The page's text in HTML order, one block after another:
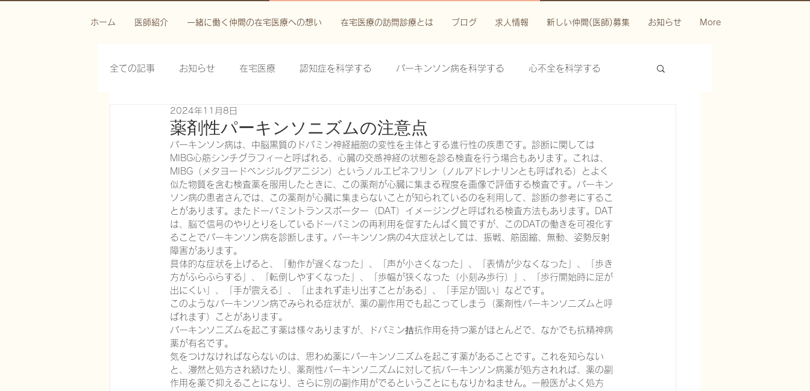
ホーム 医師紹介 一緒に働く仲間の在宅医療への想い 在宅医療の訪問診療とは ブログ 求人情報 新しい仲間(医師)募集 お知らせ More
全ての記事 お知らせ 在宅医療 認知症を科学する パーキンソン病を科学する 心不全を科学する
栄養管理を科学する
がん緩和ケア医療を科学する 鬱滞性皮膚炎・潰瘍を科学する 失禁関連皮膚炎を科学する
慢性難治性疼痛に対する脊髄刺激療法を科学する 脊髄刺激療法を科学する ハイドロリリースを科学する
在宅医療におけるエコーを科学する 創傷ケア(スキン テア、褥瘡、下肢潰瘍)を科学する
在宅医療における認知症治療 一緒に働く仲間の在宅医療への想い 在宅医療を科学する
エビデンスに基づく健康情報 攻めの栄養療法を科学する 誤嚥性肺炎を科学する 在宅酸素療法を科学する
薬剤性パーキンソニズムの注意点
2024年11月8日
パーキンソン病は、中脳黒質のドパミン神経細胞の変性を主体とする進行性の疾患です。診断に関しては
MIBG心筋シンチグラフィーと呼ばれる、心臓の交感神経の状態を診る検査を行う場合もあります。これは、
MIBG（メタヨードベンジルグアニジン）というノルエピネフリン（ノルアドレナリンとも呼ばれる）とよく
似た物質を含む検査薬を服用したときに、この薬剤が心臓に集まる程度を画像で評価する検査です。パーキン
ソン病の患者さんでは、この薬剤が心臓に集まらないことが知られているのを利用して、診断の参考にするこ
とがあります。またドーパミントランスポーター（DAT）イメージングと呼ばれる検査方法もあります。DAT
は、脳で信号のやりとりをしているドーパミンの再利用を促すたんぱく質ですが、このDATの働きを可視化す
ることでパーキンソン病を診断します。パーキンソン病の4大症状としては、振戦、筋固縮、無動、姿勢反射
障害があります。
具体的な症状を上げると、「動作が遅くなった」、「声が小さくなった」、「表情が少なくなった」、「歩き
方がふらふらする」、「転倒しやすくなった」、「歩幅が狭くなった（小刻み歩行）」、「歩行開始時に足が
出にくい」、「手が震える」、「止まれず走り出すことがある」、「手足が固い」などです。
このようなパーキンソン病でみられる症状が、薬の副作用でも起こってしまう（薬剤性パーキンソニズムと呼
ばれます）ことがあります。
パーキンソニズムを起こす薬は様々ありますが、ドパミン拮抗作用を持つ薬がほとんどで、なかでも抗精神病
薬が有名です。
気をつけなければならないのは、思わぬ薬にパーキンソニズムを起こす薬があることです。これを知らない
と、漫然と処方され続けたり、薬剤性パーキンソニズムに対して抗パーキンソン病薬が処方されれば、薬の副
作用を薬で抑えることになり、さらに別の副作用がでるということにもなりかねません。一般医がよく処方